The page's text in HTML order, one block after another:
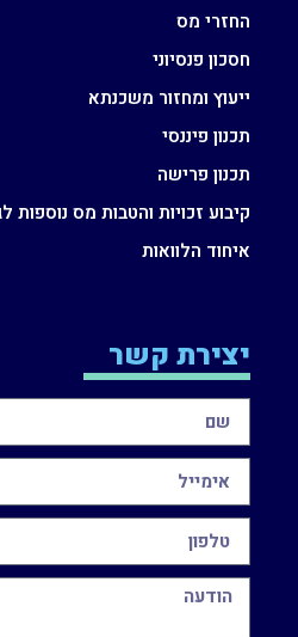
החזרי מס
חסכון פנסיוני
ייעוץ ומחזור משכנתא
תכנון פיננסי
תכנון פרישה
קיבוע זכויות והטבות מס נוספות
איחוד הלוואות
יצירת קשר